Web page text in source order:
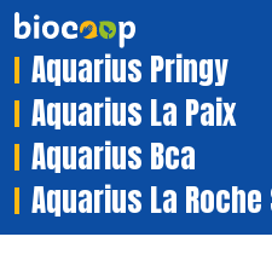
Aquarius Pringy
Aquarius La Paix
Aquarius Bca
Aquarius La Roche